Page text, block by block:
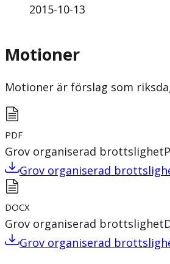
2015-10-13
Motioner
Motioner är förslag som
PDF
Grov organiserad brottslighet
Grov organiserad
DOCX
Grov organiserad brottslighet
Grov organiserad